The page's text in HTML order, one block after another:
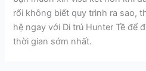
rối không biết quy trình ra sao,
hệ ngay với Di trú Hunter Tề để
thời gian sớm nhất.